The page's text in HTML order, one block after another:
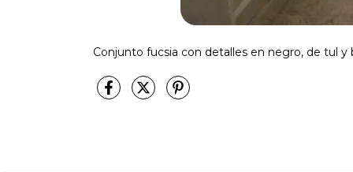
Conjunto fucsia con detalles en negro, de tul y